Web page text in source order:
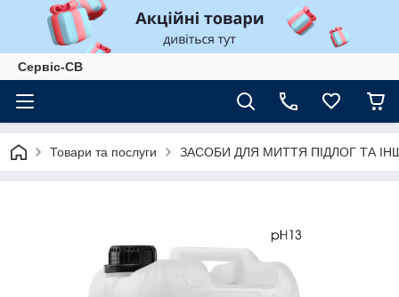
Сервіс-СВ
Товари та послуги ЗАСОБИ ДЛЯ МИТТЯ ПІДЛОГ ТА